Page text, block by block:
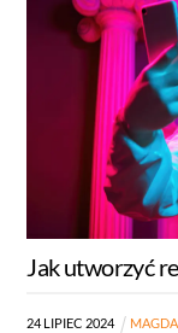
Jak utworzyć
24LIPIEC 2024